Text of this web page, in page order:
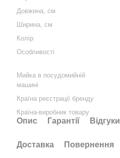
Довжина, см
Ширина, см
Колір
Особливості
Мийка в посудомийній
машині
Країна реєстрації бренду
Країна-виробник товару
Опис Гарантії Відгуки
Доставка Повернення